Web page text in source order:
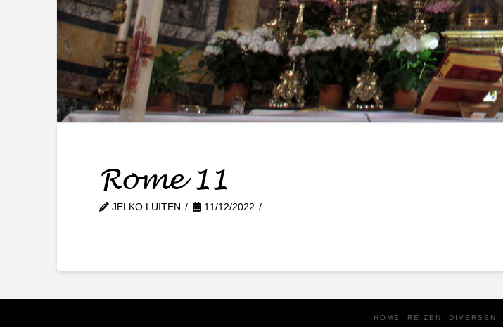
Rome 11
JELKO LUITEN 11/12/2022
HOME REIZEN DIVERSEN